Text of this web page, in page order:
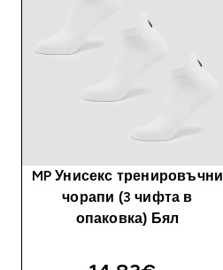
MP Унисекс тренировъчни
чорапи (3 чифта в
опаковка) Бял